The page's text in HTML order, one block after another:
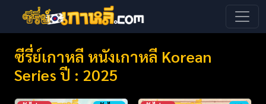
ซีรี่ย์เกาหลี หนังเกาหลี Korean
Series ปี : 2025